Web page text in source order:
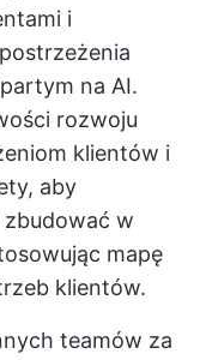
i
na AI.
rozwoju
klientów i
aby
zbudować w
mapę
klientów.
teamów za